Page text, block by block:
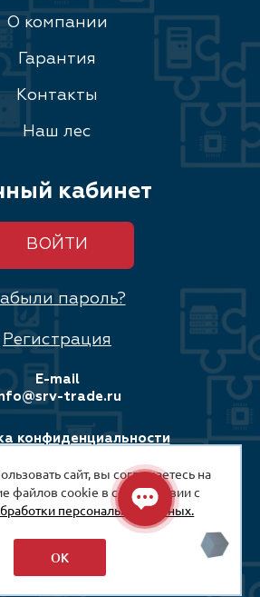
О компании
Гарантия
Контакты
Наш лес
кабинет
ВОЙТИ
пароль?
Регистрация
E-mail
trade.ru
конфиденциальности
персональных данных
© 2008-2026
«СРВ-Трейд»
сайт, вы соглашаетесь на
файлов cookie в соответствии с
персональных данных.
ОК